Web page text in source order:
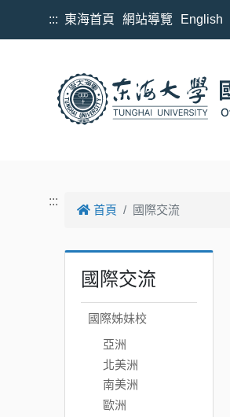
::: 東海首頁 網站導覽 English
:::
首頁 國際交流
國際交流
國際姊妹校
亞洲
北美洲
南美洲
歐洲